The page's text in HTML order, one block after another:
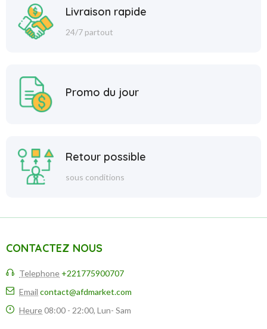
Livraison rapide
24/7 partout
Promo du jour
Retour possible
sous conditions
CONTACTEZ NOUS
Telephone +221775900707
Email contact@afdmarket.com
Heure08:00 - 22:00, Lun- Sam